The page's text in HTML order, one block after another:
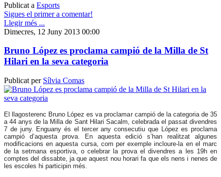
Publicat a Esports
Sigues el primer a comentar!
Llegir més ...
Dimecres, 12 Juny 2013 00:00
Bruno López es proclama campió de la Milla de St
Hilari en la seva categoria
Publicat per Sílvia Comas
El llagosterenc Bruno López es va proclamar campió de la categoria de 35
a 44 anys de la Milla de Sant Hilari Sacalm, celebrada el passat divendres
7 de juny. Enguany és el tercer any consecutiu que López es proclama
campió d’aquesta prova. En aquesta edició s’han realitzat algunes
modificacions en aquesta cursa, com per exemple incloure-la en el marc
de la setmana esportiva, o celebrar la prova el divendres a les 19h en
comptes del dissabte, ja que aquest nou horari fa que els nens i nenes de
les escoles hi participin més.